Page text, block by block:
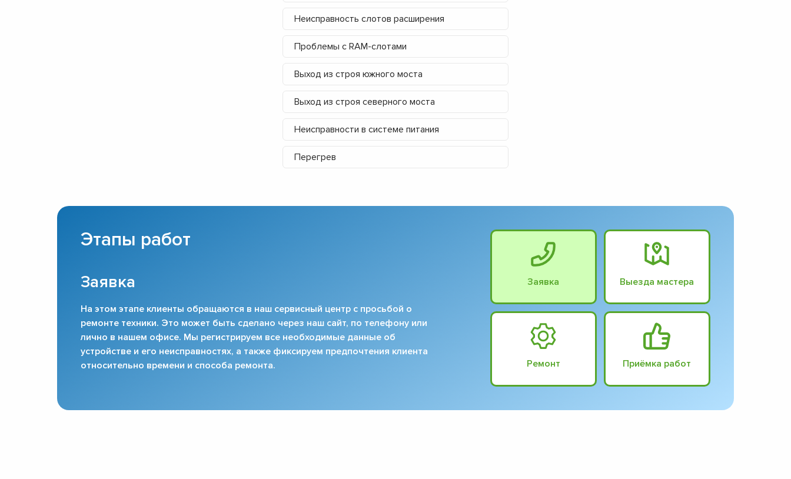
Неисправность слотов расширения
Проблемы с RAM-слотами
Выход из строя южного моста
Выход из строя северного моста
Неисправности в системе питания
Перегрев
Этапы работ
Заявка
На этом этапе клиенты обращаются в наш сервисный центр с просьбой о
ремонте техники. Это может быть сделано через наш сайт, по телефону или
лично в нашем офисе. Мы регистрируем все необходимые данные об
устройстве и его неисправностях, а также фиксируем предпочтения клиента
относительно времени и способа ремонта.
Заявка Выезда мастера
Ремонт Приёмка работ
▼
▼
▼